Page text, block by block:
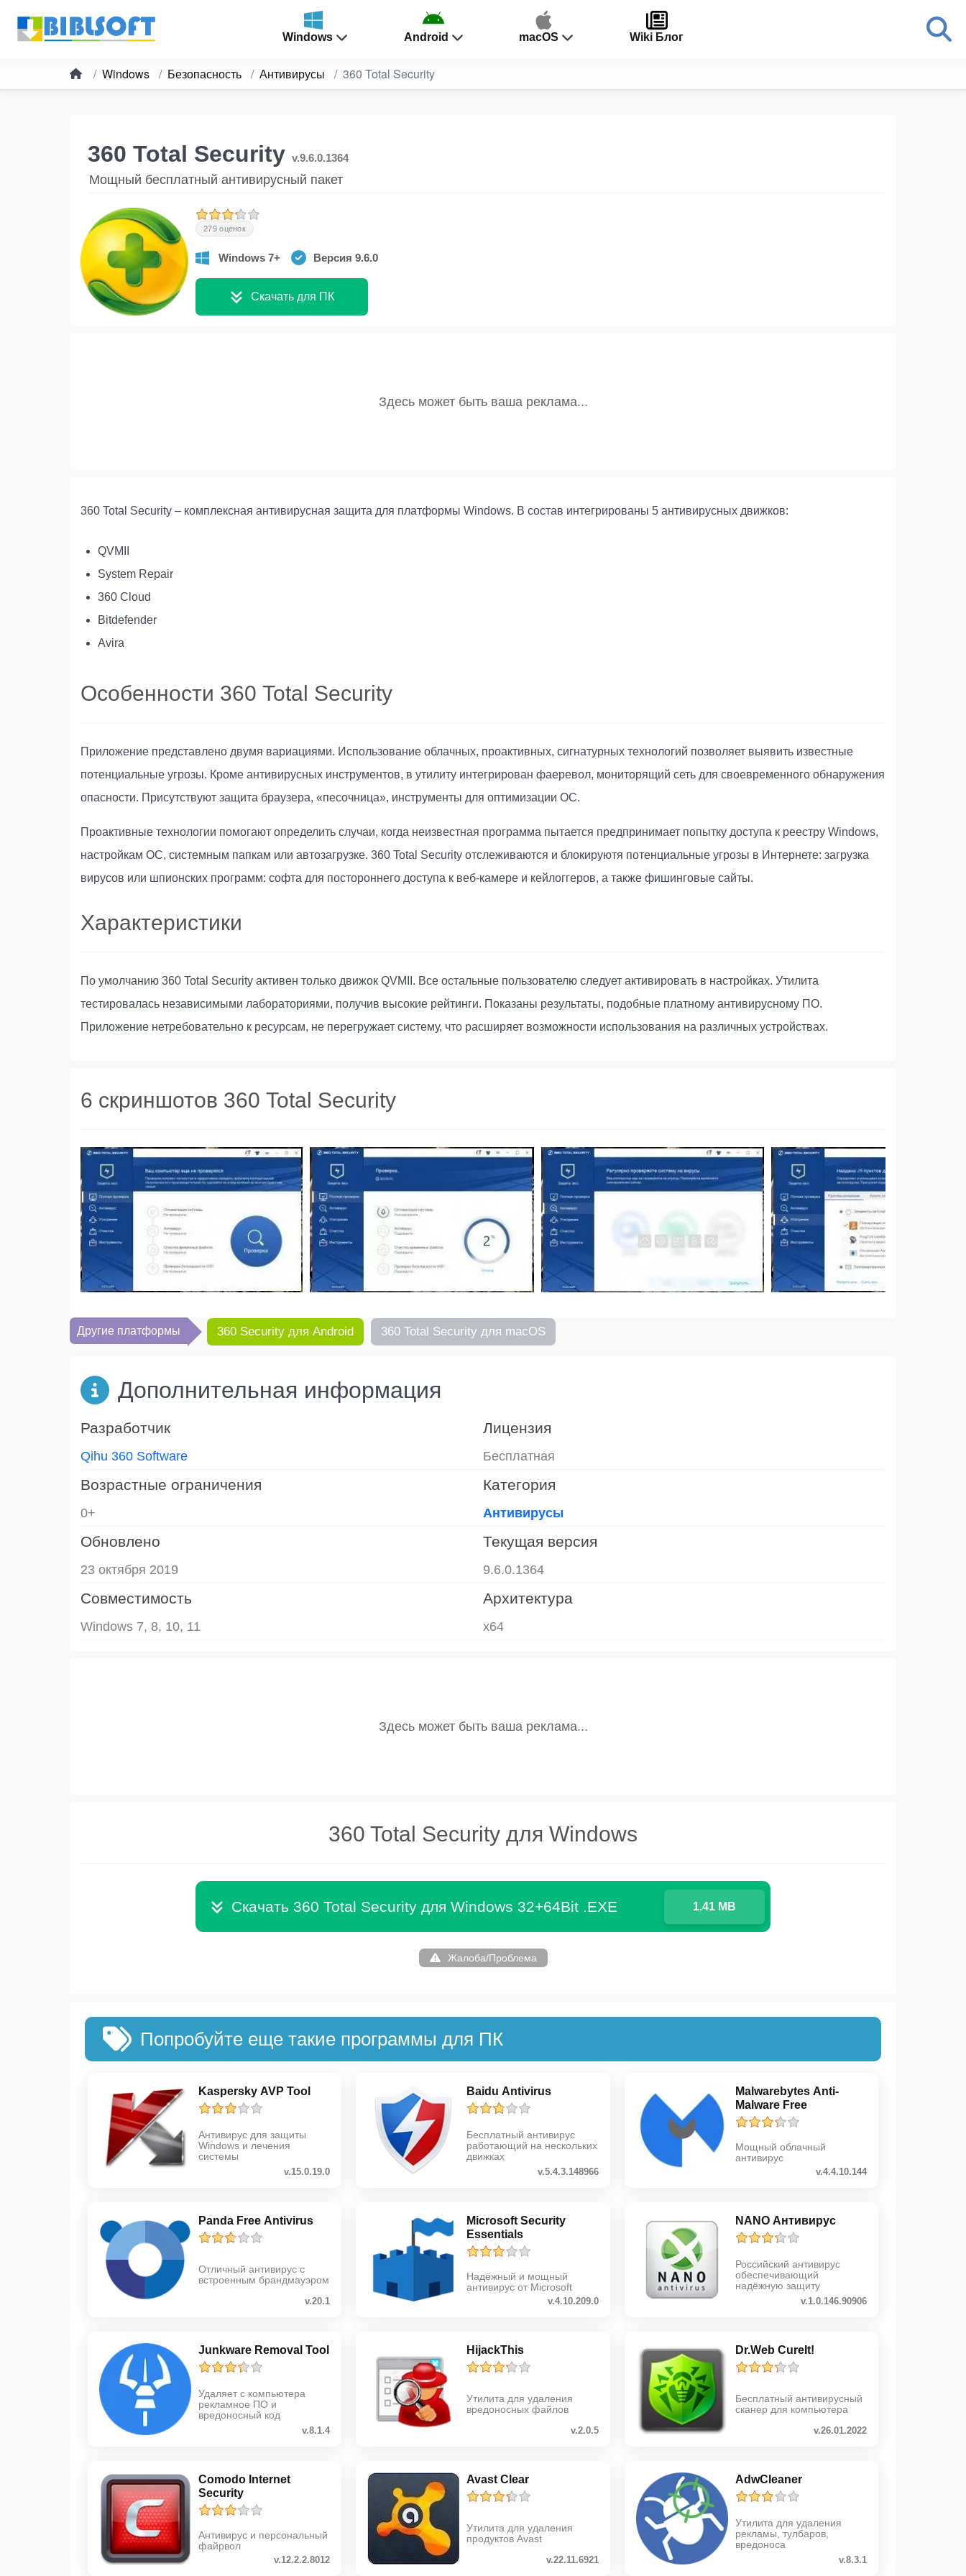
Windows Android macOS Wiki Блог
Windows Безопасность Антивирусы 360 Total Security
360 Total Security v.9.6.0.1364
Мощный бесплатный антивирусный пакет
279 оценок
Windows 7+ Версия 9.6.0
Скачать для ПК
360 Total Security – комплексная антивирусная защита для платформы Windows. В состав интегрированы 5 антивирусных движков:
QVMII
System Repair
360 Cloud
Bitdefender
Avira
Особенности 360 Total Security
Приложение представлено двумя вариациями. Использование облачных, проактивных, сигнатурных технологий позволяет выявить известные
потенциальные угрозы. Кроме антивирусных инструментов, в утилиту интегрирован фаеревол, мониторящий сеть для своевременного обнаружения
опасности. Присутствуют защита браузера, «песочница», инструменты для оптимизации ОС.
Проактивные технологии помогают определить случаи, когда неизвестная программа пытается предпринимает попытку доступа к реестру Windows,
настройкам ОС, системным папкам или автозагрузке. 360 Total Security отслеживаются и блокируютя потенциальные угрозы в Интернете: загрузка
вирусов или шпионских программ: софта для постороннего доступа к веб-камере и кейлоггеров, а также фишинговые сайты.
Характеристики
По умолчанию 360 Total Security активен только движок QVMII. Все остальные пользователю следует активировать в настройках. Утилита
тестировалась независимыми лабораториями, получив высокие рейтинги. Показаны результаты, подобные платному антивирусному ПО.
Приложение нетребовательно к ресурсам, не перегружает систему, что расширяет возможности использования на различных устройствах.
6 скриншотов 360 Total Security
Другие платформы 360 Security для Android 360 Total Security для macOS
Дополнительная информация
Разработчик
Qihu 360 Software
Лицензия
Бесплатная
Возрастные ограничения
0+
Категория
Антивирусы
Обновлено
23 октября 2019
Текущая версия
9.6.0.1364
Совместимость
Windows 7, 8, 10, 11
Архитектура
x64
360 Total Security для Windows
Скачать 360 Total Security для Windows 32+64Bit .EXE 1.41 MB
Жалоба/Проблема
Попробуйте еще такие программы для ПК
Kaspersky AVP Tool
Антивирус для защиты
Windows и лечения
системы
v.15.0.19.0
Baidu Antivirus
Бесплатный антивирус
работающий на нескольких
движках
v.5.4.3.148966
Malwarebytes Anti-
Malware Free
Мощный облачный
антивирус
v.4.4.10.144
Panda Free Antivirus
Отличный антивирус с
встроенным брандмауэром
v.20.1
Microsoft Security
Essentials
Надёжный и мощный
антивирус от Microsoft
v.4.10.209.0
NANO Антивирус
Российский антивирус
обеспечивающий
надёжную защиту
v.1.0.146.90906
Junkware Removal Tool
Удаляет с компьютера
рекламное ПО и
вредоносный код
v.8.1.4
HijackThis
Утилита для удаления
вредоносных файлов
v.2.0.5
Dr.Web CureIt!
Бесплатный антивирусный
сканер для компьютера
v.26.01.2022
Comodo Internet
Security
Антивирус и персональный
файрвол
v.12.2.2.8012
Avast Clear
Утилита для удаления
продуктов Avast
v.22.11.6921
AdwCleaner
Утилита для удаления
рекламы, тулбаров,
вредоноса
v.8.3.1